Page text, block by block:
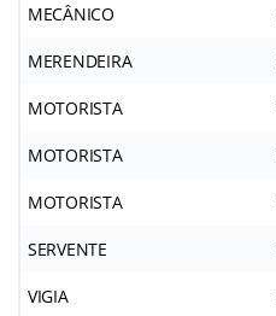
MECÂNICO
MERENDEIRA
MOTORISTA
MOTORISTA
MOTORISTA
SERVENTE
VIGIA